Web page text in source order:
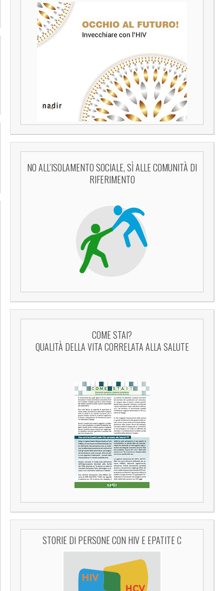
NO ALL’ISOLAMENTO SOCIALE, SÌ ALLE COMUNITÀ DI
RIFERIMENTO
COME STAI?
QUALITÀ DELLA VITA CORRELATA ALLA SALUTE
STORIE DI PERSONE CON HIV E EPATITE C